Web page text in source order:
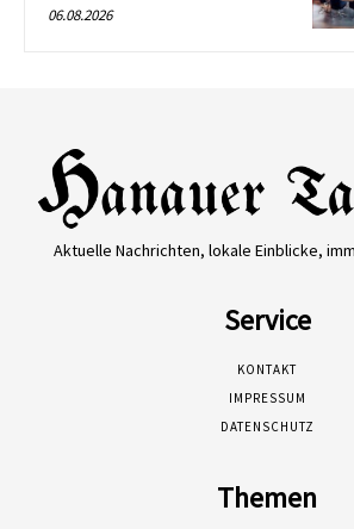
06.08.2026
Aktuelle Nachrichten, lokale Einblicke,
Service
KONTAKT
IMPRESSUM
DATENSCHUTZ
Themen